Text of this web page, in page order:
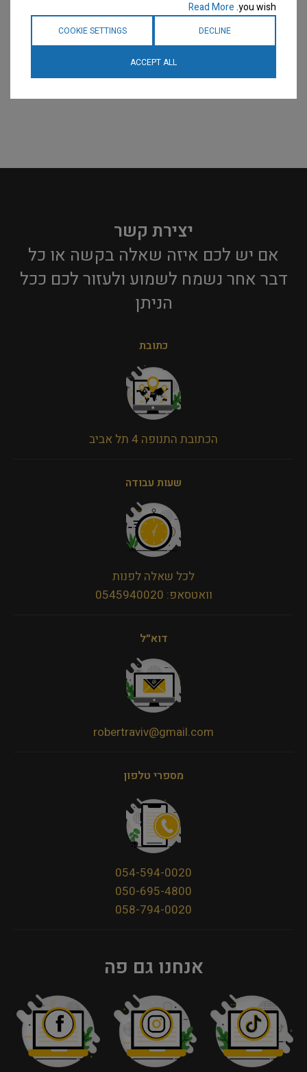
יצירת קשר
אם יש לכם איזה שאלה בקשה או כל
דבר אחר נשמח לשמוע ולעזור לכם ככל
הניתן​
כתובת
הכתובת התנופה 4 תל אביב
שעות עבודה
לכל שאלה לפנות
וואטסאפ: 0545940020
דוא״ל
robertraviv@gmail.com
מספרי טלפון
054-594-0020
050-695-4800
058-794-0020
אנחנו גם פה
you wish.
Read More
DECLINE
COOKIE SETTINGS
ACCEPT ALL